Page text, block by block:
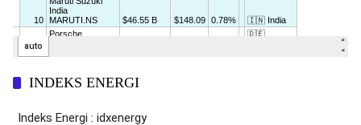
INDEKS ENERGI